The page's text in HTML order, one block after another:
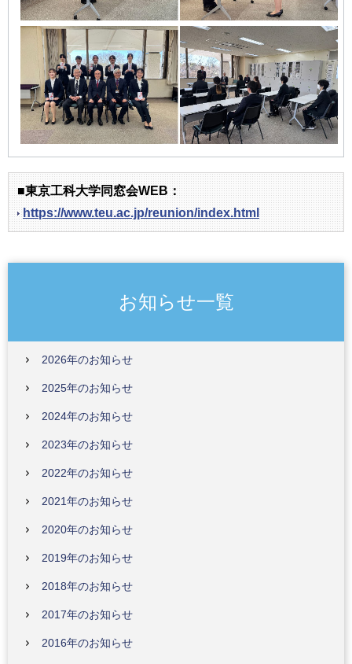
■東京工科大学同窓会WEB：
https://www.teu.ac.jp/reunion/index.html
お知らせ一覧
2026年のお知らせ
2025年のお知らせ
2024年のお知らせ
2023年のお知らせ
2022年のお知らせ
2021年のお知らせ
2020年のお知らせ
2019年のお知らせ
2018年のお知らせ
2017年のお知らせ
2016年のお知らせ